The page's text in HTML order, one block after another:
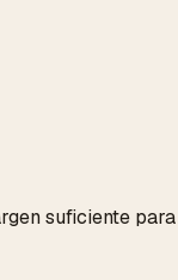
suficiente